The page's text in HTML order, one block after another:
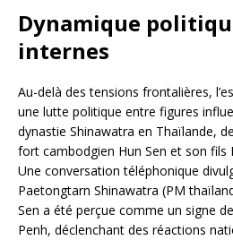
Dynamique
internes
Au-delà des tensions frontalières,
une lutte politique entre figures
dynastie Shinawatra en Thaïlande,
fort cambodgien Hun Sen et son fils
Une conversation téléphonique
Paetongtarn Shinawatra (PM
Sen a été perçue comme un signe
Penh, déclenchant des réactions